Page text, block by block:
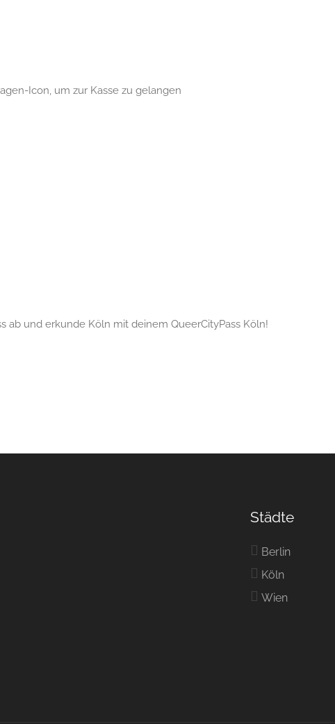
Icon, um zur Kasse zu gelangen
ab und erkunde Köln mit deinem QueerCityPass Köln!
Städte
Berlin
Köln
Wien